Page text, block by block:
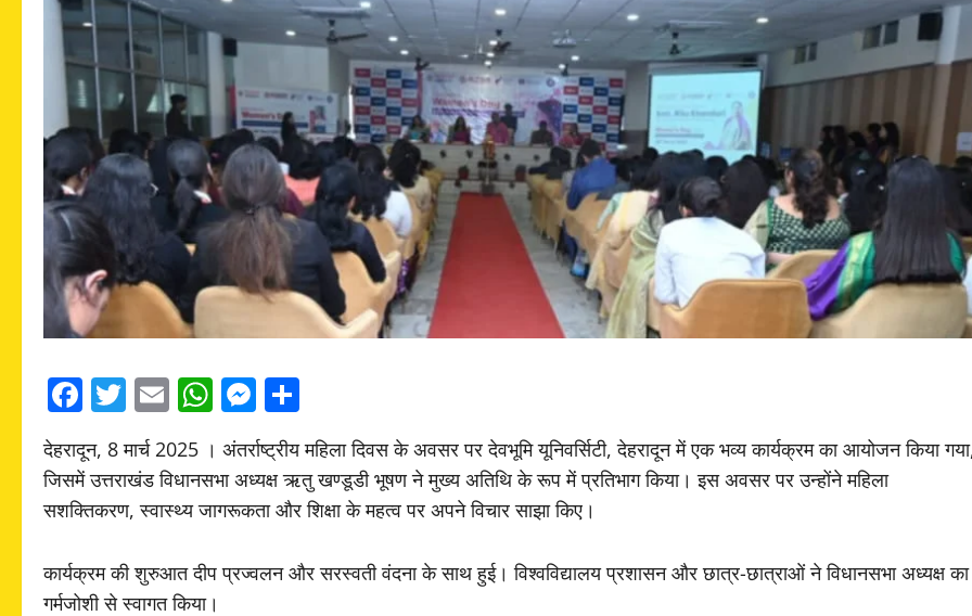
Facebook
Twitter
EmailWhatsApp
Messenger
देहरादून, 8 मार्च 2025 । अंतर्राष्ट्रीय महिला दिवस के अवसर पर देवभूमि यूनिवर्सिटी, देहरादून में एक भव्य कार्यक्रम का आयोजन किया
जिसमें उत्तराखंड विधानसभा अध्यक्ष ऋतु खण्डूडी भूषण ने मुख्य अतिथि के रूप में प्रतिभाग किया। इस अवसर पर उन्होंने महिला
सशक्तिकरण, स्वास्थ्य जागरूकता और शिक्षा के महत्व पर अपने विचार साझा किए।
कार्यक्रम की शुरुआत दीप प्रज्वलन और सरस्वती वंदना के साथ हुई। विश्वविद्यालय प्रशासन और छात्र-छात्राओं ने विधानसभा अध्यक्ष का
गर्मजोशी से स्वागत किया।